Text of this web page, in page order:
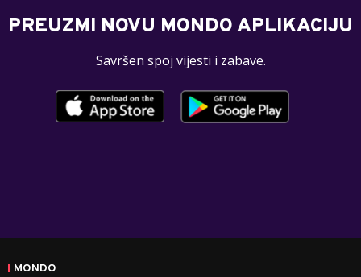
PREUZMI NOVU MONDO APLIKACIJU
Savršen spoj vijesti i zabave.
MONDO